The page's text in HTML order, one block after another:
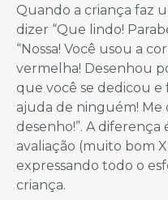
Quando a criança faz
dizer “Que lindo!
“Nossa! Você usou a
vermelha! Desenhou
que você se dedicou e
ajuda de ninguém! Me
desenho!”. A
avaliação (muito bom
expressando todo o
criança.